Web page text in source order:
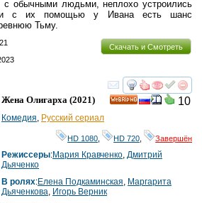
обычными людьми, неплохо устроились
и с их помощью у Ивана есть шанс
Тьму.
Скачать и Смотреть
смотреть
10
Жена Олигарха (2021)
Комедия, Русский сериал
HD 1080 HD 720 Завершён
Режиссеры:Мария Кравченко, Дмитрий
Дьяченко
В ролях:Елена Подкаминская, Маргарита
Дьяченкова, Игорь Верник